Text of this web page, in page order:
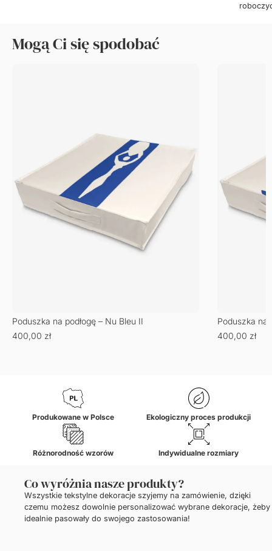
Mogą Ci się spodobać
Poduszka na podłogę – Nu Bleu II
400,00 zł
Poduszka na
400,00 zł
Produkowane w Polsce Ekologiczny proces produkcji
Różnorodność wzorów Indywidualne rozmiary
Co wyróżnia nasze produkty?
Wszystkie tekstylne dekoracje szyjemy na zamówienie, dzięki
czemu możesz dowolnie personalizować wybrane dekoracje, żeby
idealnie pasowały do swojego zastosowania!